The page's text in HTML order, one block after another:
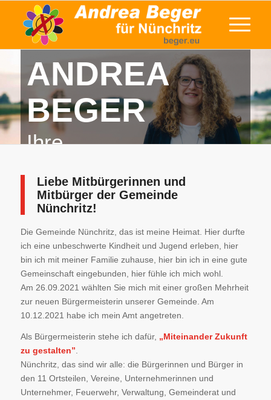
ANDREA
BEGER
Ihre
für die Gemeinde
Nünchritz
Liebe Mitbürgerinnen und
Mitbürger der Gemeinde
Nünchritz!
Die Gemeinde Nünchritz, das ist meine Heimat. Hier durfte
ich eine unbeschwerte Kindheit und Jugend erleben, hier
bin ich mit meiner Familie zuhause, hier bin ich in eine gute
Gemeinschaft eingebunden, hier fühle ich mich wohl.
Am 26.09.2021 wählten Sie mich mit einer großen Mehrheit
zur neuen Bürgermeisterin unserer Gemeinde. Am
10.12.2021 habe ich mein Amt angetreten.
Als Bürgermeisterin stehe ich dafür, „Miteinander Zukunft
zu gestalten”
Nünchritz, das sind wir alle: die Bürgerinnen und Bürger in
den 11 Ortsteilen, Vereine, Unternehmerinnen und
Unternehmer, Feuerwehr, Verwaltung, Gemeinderat und